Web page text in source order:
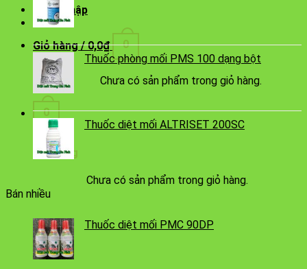
Đăng nhập
Giỏ hàng /0,0₫ 0
Chưa có sản phẩm trong giỏ hàng.
0
Giỏ hàng
Chưa có sản phẩm trong giỏ hàng.
Thuốc phòng mối PMS 100 dạng bột
Thuốc diệt mối ALTRISET 200SC
Bán nhiều
Thuốc diệt mối PMC 90DP